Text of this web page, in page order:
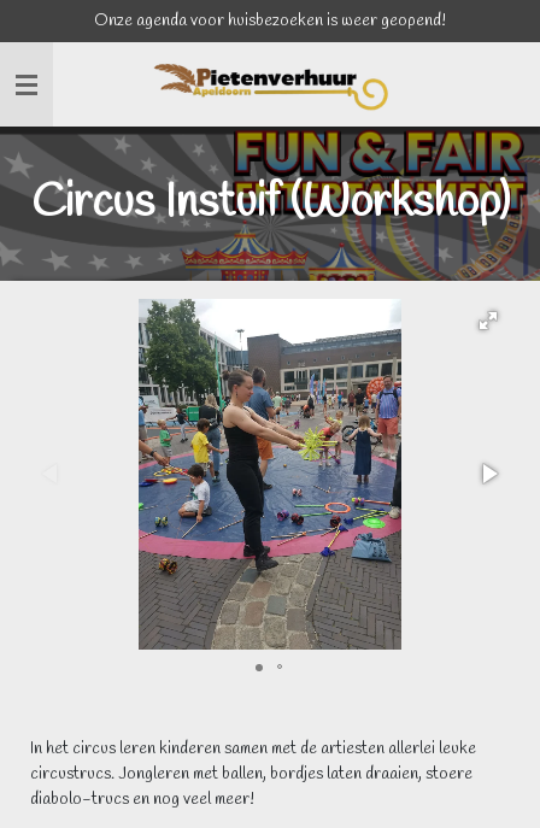
direct
naar
de
hoofdinhoud
Onze agenda voor huisbezoeken is weer geopend!
Circus Instuif (Workshop)
In het circus leren kinderen samen met de artiesten allerlei leuke
circustrucs. Jongleren met ballen, bordjes laten draaien, stoere
diabolo-trucs en nog veel meer!